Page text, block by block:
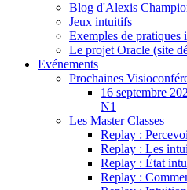
Blog d'Alexis
Jeux intuitifs
Exemples de pratiques
Le projet Oracle (site
Evénements
Prochaines
16 septembre
N1
Les Master Classes
Replay :
Replay : Les
Replay : État
Replay :